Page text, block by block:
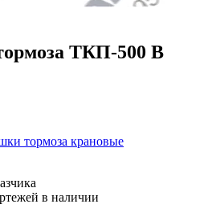
ТКП-500 В
тормоза крановые
в наличии